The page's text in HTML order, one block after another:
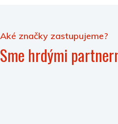
Aké značky zastupujeme?
Sme hrdými